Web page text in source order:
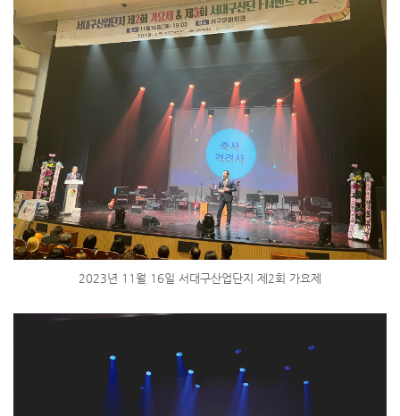
2023년 11월 16일 서대구산업단지 제2회 가요제